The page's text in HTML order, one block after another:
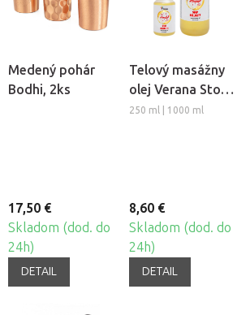
Medený pohár
Bodhi, 2ks
17,50 €
Skladom (dod. do
24h)
DETAIL
Telový masážny
olej Verana Stop
Celulitíde
250 ml | 1000 ml
8,60 €
Skladom (dod. do
24h)
DETAIL